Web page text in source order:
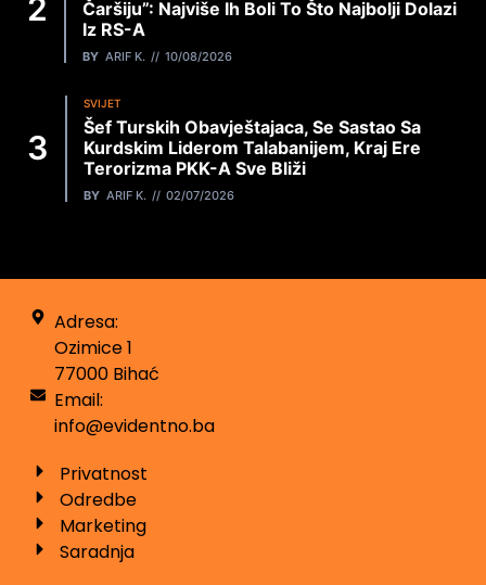
Čaršiju”: Najviše Ih Boli To Što Najbolji Dolazi
Iz RS-A
BY ARIF K. 10/08/2026
SVIJET
Šef Turskih Obavještajaca, Se Sastao Sa
Kurdskim Liderom Talabanijem, Kraj Ere
Terorizma PKK-A Sve Bliži
BY ARIF K. 02/07/2026
Adresa:
Ozimice 1
77000 Bihać
Email:
info@evidentno.ba
Privatnost
Odredbe
Marketing
Saradnja